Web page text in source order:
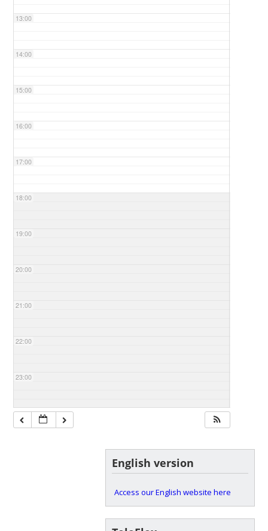
13:00
14:00
15:00
16:00
17:00
18:00
19:00
20:00
21:00
22:00
23:00
English version
Access our English website here